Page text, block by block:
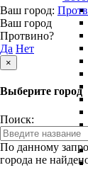
Ваш город:
Ваш город
Протвино?
Да Нет
×
Выберите город
Поиск:
По данному
города не